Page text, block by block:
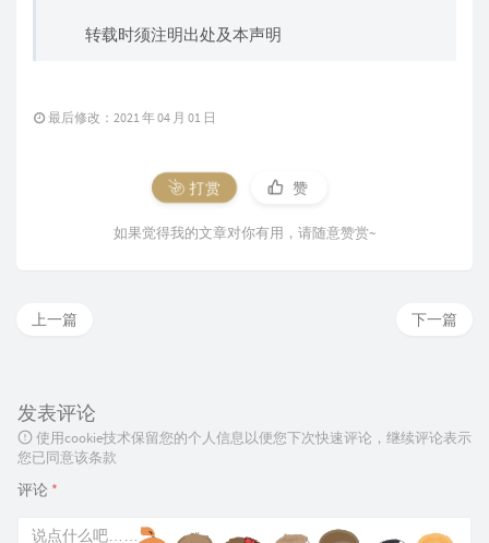
转载时须注明出处及本声明
最后修改：2021 年 04 月 01 日
打赏 赞
如果觉得我的文章对你有用，请随意赞赏~
下一篇
上一篇
发表评论
使用cookie技术保留您的个人信息以便您下次快速评论，继续评论表示
您已同意该条款
评论 *